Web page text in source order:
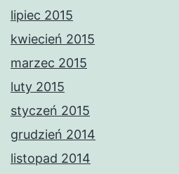
lipiec 2015
kwiecień 2015
marzec 2015
luty 2015
styczeń 2015
grudzień 2014
listopad 2014